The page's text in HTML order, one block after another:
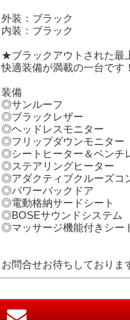
外装：ブラック
内装：ブラック
★ブラックアウトされた最
快適装備が満載の一台です！
装備
◎サンルーフ
◎ブラックレザー
◎ヘッドレスモニター
◎フリップダウンモニター
◎シートヒーター＆ベンチ
◎ステアリングヒーター
◎アダクティブクルーズコ
◎パワーバックドア
◎電動格納サードシート
◎BOSEサウンドシステム
◎マッサージ機能付きシー
お問合せお待ちしておりま